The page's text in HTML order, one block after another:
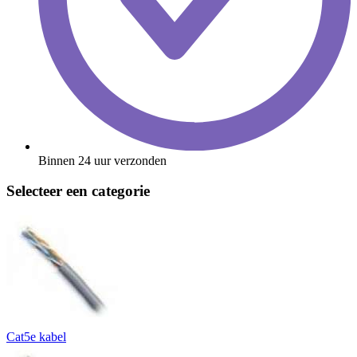
Binnen 24 uur verzonden
Selecteer een categorie
Cat5e kabel